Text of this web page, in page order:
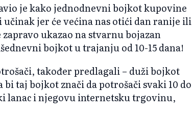
je kako jednodnevni bojkot kupovine
učinak jer će većina nas otići dan ranije ili
ukazao na stvarnu bojazan
bojkot u trajanju od 10-15 dana!
također predlagali – duži bojkot
taj bojkot znači da potrošači svaki 10 do
lanac i njegovu internetsku trgovinu,